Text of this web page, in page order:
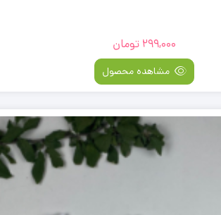
299,000 تومان
مشاهده محصول